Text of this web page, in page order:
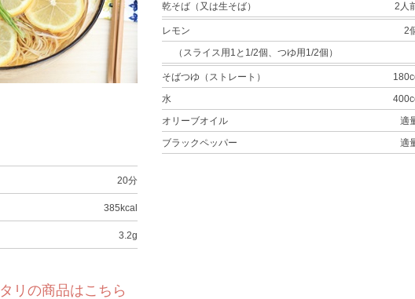
20分
385kcal
3.2g
乾そば（又は生そば） 2人
レモン
2
（スライス用1と1/2個、つゆ用1/2個）
そばつゆ（ストレート）
水
オリーブオイル
適
ブラックペッパー
適
リの商品はこちら